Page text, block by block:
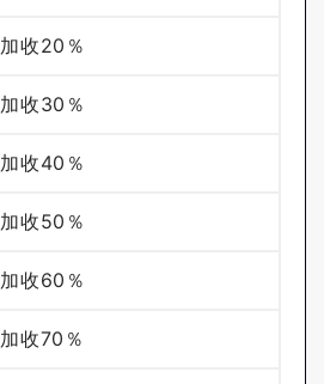
加收20％
加收30％
加收40％
加收50％
加收60％
加收70％